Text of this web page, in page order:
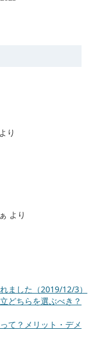
より
より
ました（2019/12/3）
どちらを選ぶべき？
て？メリット・デメ